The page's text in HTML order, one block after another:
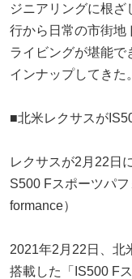
ジニアリングに根ざ
行から日常の市街地
ライビングが堪能で
インナップしてきた。
■北米レクサスが
レクサスが2月22日
S500 Fスポーツパ
formance）
2021年2月22日、北
搭載した「IS500 F